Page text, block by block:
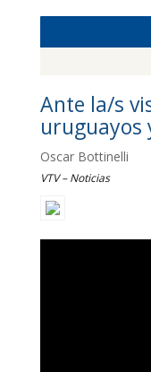
Ante la/s
uruguayos
Oscar Bottinelli
VTV – Noticias